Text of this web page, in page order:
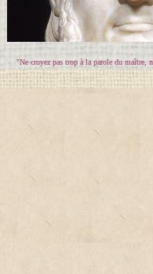
"Ne croyez pas trop à la parole du maître,